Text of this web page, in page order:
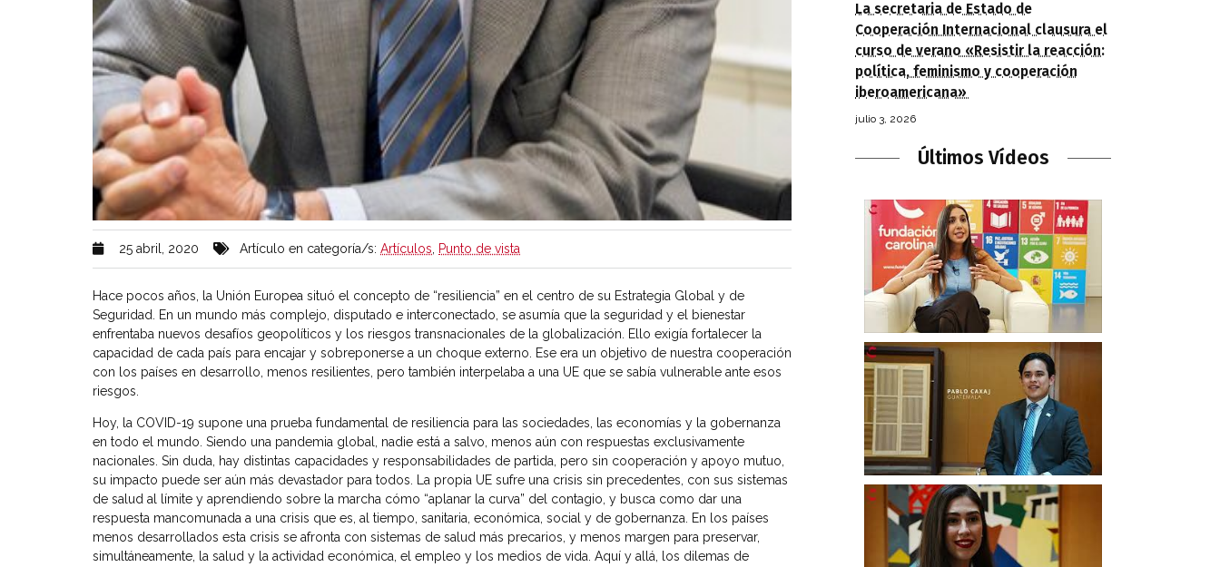
25 abril, 2020 Artículo en categoría/s: Artículos Punto de vista
Hace pocos años, la Unión Europea situó el concepto de “resiliencia” en el centro de su Estrategia Global y de
Seguridad. En un mundo más complejo, disputado e interconectado, se asumía que la seguridad y el bienestar
enfrentaba nuevos desafíos geopolíticos y los riesgos transnacionales de la globalización. Ello exigía fortalecer la
capacidad de cada país para encajar y sobreponerse a un choque externo. Ese era un objetivo de nuestra cooperación
con los países en desarrollo, menos resilientes, pero también interpelaba a una UE que se sabía vulnerable ante esos
riesgos.
Hoy, la COVID-19 supone una prueba fundamental de resiliencia para las sociedades, las economías y la gobernanza
en todo el mundo. Siendo una pandemia global, nadie está a salvo, menos aún con respuestas exclusivamente
nacionales. Sin duda, hay distintas capacidades y responsabilidades de partida, pero sin cooperación y apoyo mutuo,
su impacto puede ser aún más devastador para todos. La propia UE sufre una crisis sin precedentes, con sus sistemas
de salud al límite y aprendiendo sobre la marcha cómo “aplanar la curva” del contagio, y busca como dar una
respuesta mancomunada a una crisis que es, al tiempo, sanitaria, económica, social y de gobernanza. En los países
menos desarrollados esta crisis se afronta con sistemas de salud más precarios, y menos margen para preservar,
simultáneamente, la salud y la actividad económica, el empleo y los medios de vida. Aquí y allá, los dilemas de
La secretaria de Estado de
Cooperación Internacional clausura el
curso de verano «Resistir la reacción:
política, feminismo y cooperación
iberoamericana»
julio 3, 2026
Últimos Vídeos